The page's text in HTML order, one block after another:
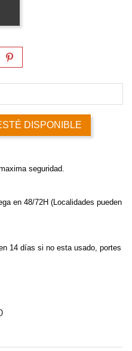
DISPONIBLE
seguridad.
en 48/72H (Localidades pueden
14 días si no esta usado, portes